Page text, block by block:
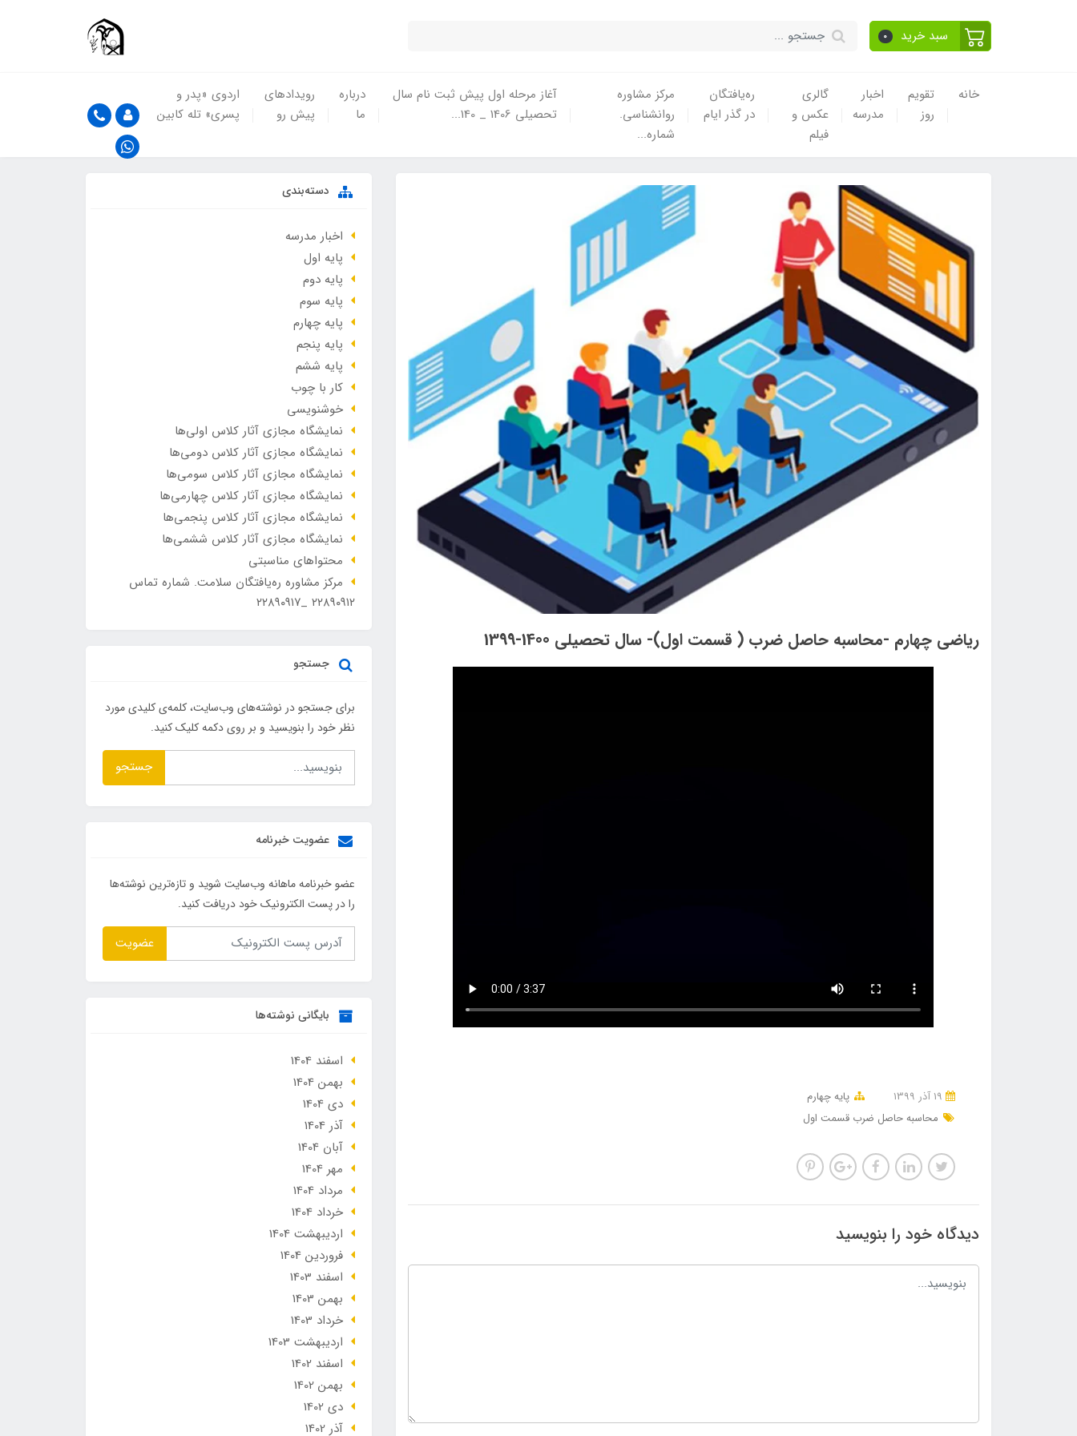
سبد خرید 0
خانه
تقویم
روز
اخبار
مدرسه
گالری
عکس و
فیلم
ره‌یافتگان
در گذر ایام
مرکز مشاوره
روانشناسی.
شماره...
آغاز مرحله اول پیش ثبت نام سال
تحصیلی 1406 _ 140...
درباره
ما
رویدادهای
پیش رو
اردوی «پدر و
پسری» تله کابین
ریاضی چهارم -محاسبه حاصل ضرب ( قسمت اول)- سال تحصیلی 1400-1399
پایه چهارم
محاسبه حاصل ضرب قسمت اول
دیدگاه خود را بنویسید
دسته‌بندی
اخبار مدرسه
پایه اول
پایه دوم
پایه سوم
پایه چهارم
پایه پنجم
پایه ششم
کار با چوب
خوشنویسی
نمایشگاه مجازی آثار کلاس اولی‌ها
نمایشگاه مجازی آثار کلاس دومی‌ها
نمایشگاه مجازی آثار کلاس سومی‌ها
نمایشگاه مجازی آثار کلاس چهارمی‌ها
نمایشگاه مجازی آثار کلاس پنجمی‌ها
نمایشگاه مجازی آثار کلاس ششمی‌ها
محتواهای مناسبتی
مرکز مشاوره ره‌یافتگان سلامت. شماره تماس
۲۲۸۹۰۹۱۲ _۲۲۸۹۰۹۱۷
جستجو
برای جستجو در نوشته‌های وب‌سایت، کلمه‌ی کلیدی مورد
نظر خود را بنویسید و بر روی دکمه کلیک کنید.
جستجو
عضویت خبرنامه
عضو خبرنامه ماهانه وب‌سایت شوید و تازه‌ترین نوشته‌ها
را در پست الکترونیک خود دریافت کنید.
عضویت
بایگانی نوشته‌ها
اسفند 1404
بهمن 1404
دی 1404
آذر 1404
آبان 1404
مهر 1404
مرداد 1404
خرداد 1404
ارديبهشت 1404
فروردین 1404
اسفند 1403
بهمن 1403
خرداد 1403
ارديبهشت 1403
اسفند 1402
بهمن 1402
دی 1402
آذر 1402